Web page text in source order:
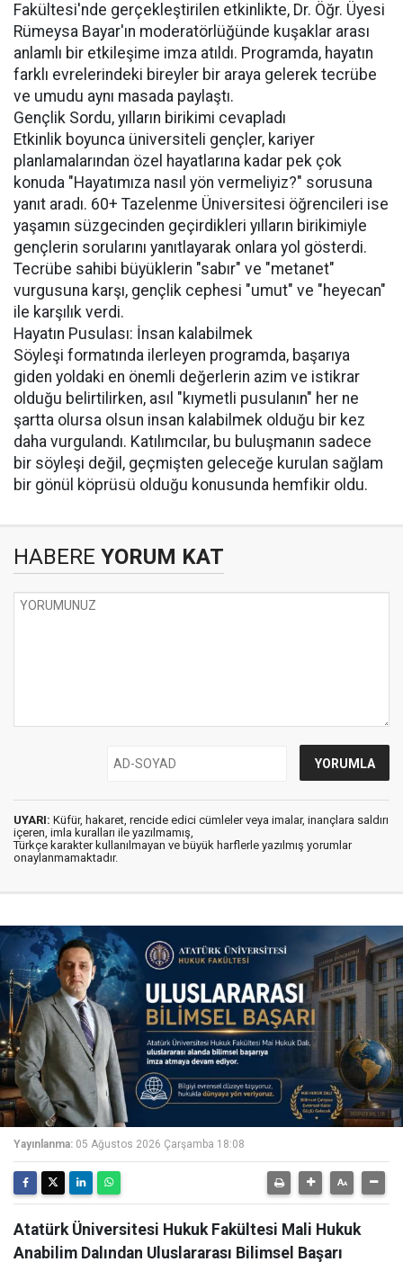
Fakültesi'nde gerçekleştirilen etkinlikte, Dr. Öğr. Üyesi
Rümeysa Bayar'ın moderatörlüğünde kuşaklar arası
anlamlı bir etkileşime imza atıldı. Programda, hayatın
farklı evrelerindeki bireyler bir araya gelerek tecrübe
ve umudu aynı masada paylaştı.
Gençlik Sordu, yılların birikimi cevapladı
Etkinlik boyunca üniversiteli gençler, kariyer
planlamalarından özel hayatlarına kadar pek çok
konuda "Hayatımıza nasıl yön vermeliyiz?" sorusuna
yanıt aradı. 60+ Tazelenme Üniversitesi öğrencileri ise
yaşamın süzgecinden geçirdikleri yılların birikimiyle
gençlerin sorularını yanıtlayarak onlara yol gösterdi.
Tecrübe sahibi büyüklerin "sabır" ve "metanet"
vurgusuna karşı, gençlik cephesi "umut" ve "heyecan"
ile karşılık verdi.
Hayatın Pusulası: İnsan kalabilmek
Söyleşi formatında ilerleyen programda, başarıya
giden yoldaki en önemli değerlerin azim ve istikrar
olduğu belirtilirken, asıl "kıymetli pusulanın" her ne
şartta olursa olsun insan kalabilmek olduğu bir kez
daha vurgulandı. Katılımcılar, bu buluşmanın sadece
bir söyleşi değil, geçmişten geleceğe kurulan sağlam
bir gönül köprüsü olduğu konusunda hemfikir oldu.
HABERE YORUM KAT
UYARI: Küfür, hakaret, rencide edici cümleler veya imalar, inançlara saldırı
içeren, imla kuralları ile yazılmamış,
Türkçe karakter kullanılmayan ve büyük harflerle yazılmış yorumlar
onaylanmamaktadır.
Yayınlanma: 05 Ağustos 2026 Çarşamba 18:08
Atatürk Üniversitesi Hukuk Fakültesi Mali Hukuk
Anabilim Dalından Uluslararası Bilimsel Başarı